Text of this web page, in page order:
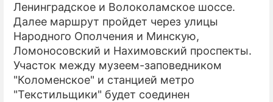
Ленинградское и Волоколамское шоссе.
Далее маршрут пройдет через улицы
Народного Ополчения и Минскую,
Ломоносовский и Нахимовский проспекты.
Участок между музеем-заповедником
"Коломенское" и станцией метро
"Текстильщики" будет соединен